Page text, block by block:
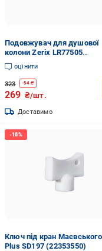
Подовжувач для душової
колони Zerix LR77505
нержавіюча сталь 30 см
(LL1667)
оцінити
323 -54 ₴
269 ₴/шт.
Доставимо
Ключ під кран Маєвського
Plus SD197 (22353550)